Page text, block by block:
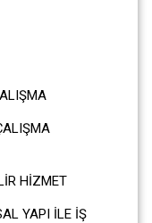
HİZMET
YAPI İLE İŞ